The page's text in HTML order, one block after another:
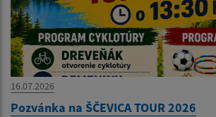
16.07.2026
Pozvánka na ŠČEVICA TOUR 2026